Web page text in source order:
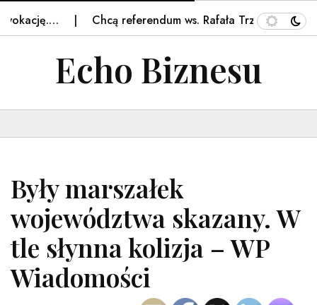
Chcą referendum ws. Rafała Trzaskowskiego.
Echo Biznesu
Były marszałek
województwa skazany. W
tle słynna kolizja – WP
Wiadomości